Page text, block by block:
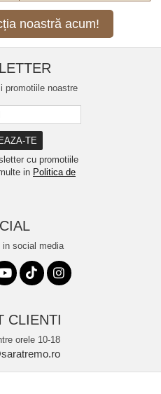
noastră acum!
promotiile noastre
cu promotiile
in Politica de
in social media
CLIENTI
orele 10-18